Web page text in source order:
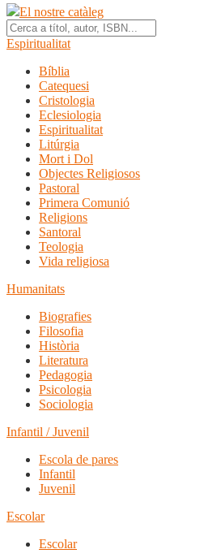
El nostre catàleg
Espiritualitat
Bíblia
Catequesi
Cristologia
Eclesiologia
Espiritualitat
Litúrgia
Mort i Dol
Objectes Religiosos
Pastoral
Primera Comunió
Religions
Santoral
Teologia
Vida religiosa
Humanitats
Biografies
Filosofia
Història
Literatura
Pedagogia
Psicologia
Sociologia
Infantil / Juvenil
Escola de pares
Infantil
Juvenil
Escolar
Escolar